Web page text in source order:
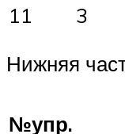
11 3
Нижняя
№упр.